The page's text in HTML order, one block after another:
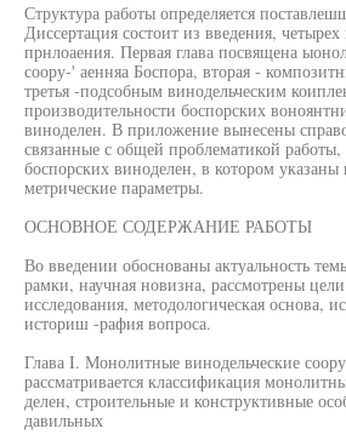
Структура работы определяется
Диссертация состоит из введения,
прнлоаения. Первая глава посвящена
соору-' аенняа Боспора, вторая -
третья -подсобным винодельческим
производительности боспорских
виноделен. В приложение вынесены
связанные с общей проблематикой работы,
боспорских виноделен, в котором
метрические параметры.
ОСНОВНОЕ СОДЕРЖАНИЕ РАБОТЫ
Во введении обоснованы актуальность
рамки, научная новизна, рассмотрены
исследования, методологическая основа,
историш -рафия вопроса.
Глава I. Монолитные винодельческие
рассматривается классификация
делен, строительные и конструктивные
давильных